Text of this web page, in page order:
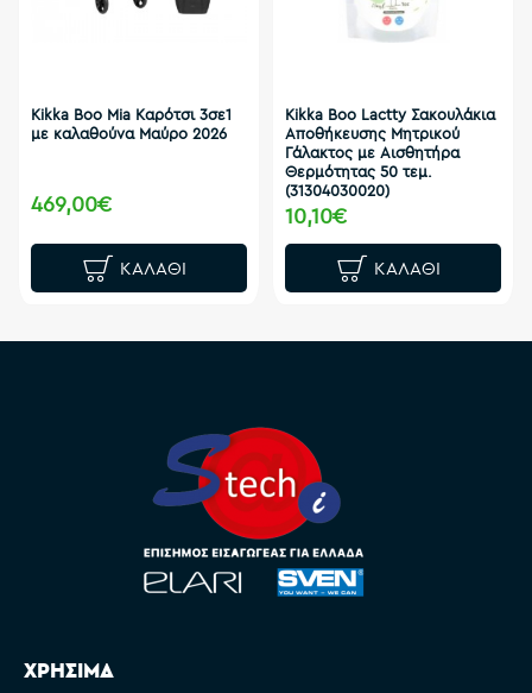
Kikka Boo Mia Καρότσι 3σε1
με καλαθούνα Μαύρο 2026
469,00€
ΚΑΛΆΘΙ
Kikka Boo Lactty Σακουλάκια
Αποθήκευσης Μητρικού
Γάλακτος με Αισθητήρα
Θερμότητας 50 τεμ.
(31304030020)
10,10€
ΚΑΛΆΘΙ
ΧΡΗΣΙΜΑ